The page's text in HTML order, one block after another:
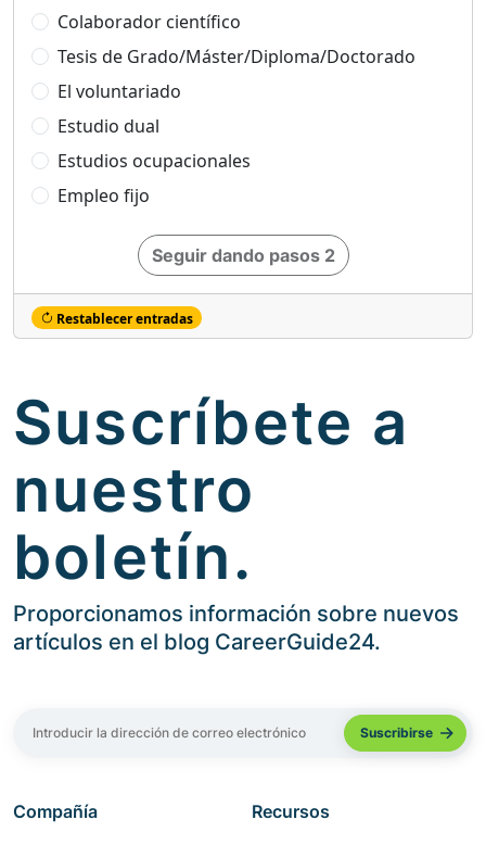
Colaborador científico
Tesis de Grado/Máster/Diploma/Doctorado
El voluntariado
Estudio dual
Estudios ocupacionales
Empleo fijo
Seguir dando pasos 2
Restablecer entradas
Suscríbete a
nuestro
boletín.
Proporcionamos información sobre nuevos
artículos en el blog CareerGuide24.
Compañía Recursos